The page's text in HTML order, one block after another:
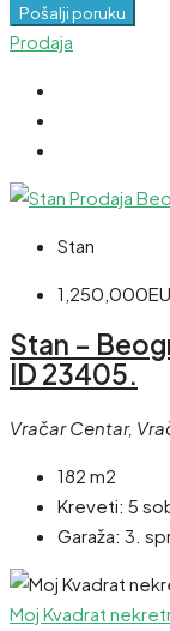
Pošalji poruku
Prodaja
Stan
Stan –
ID 23405.
Vračar Centar,
182 m2
Kreveti: 5
Garaža: 3.
Moj Kvadrat